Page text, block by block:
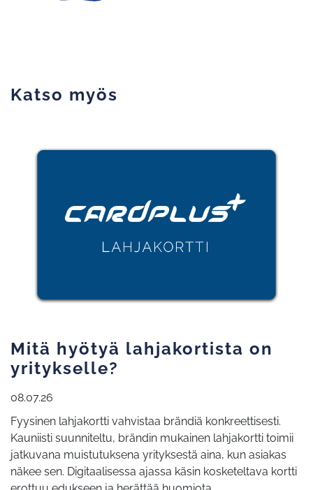
Katso myös
Mitä hyötyä lahjakortista on
yritykselle?
08.07.26
Fyysinen lahjakortti vahvistaa brändiä konkreettisesti.
Kauniisti suunniteltu, brändin mukainen lahjakortti toimii
jatkuvana muistutuksena yrityksestä aina, kun asiakas
näkee sen. Digitaalisessa ajassa käsin kosketeltava kortti